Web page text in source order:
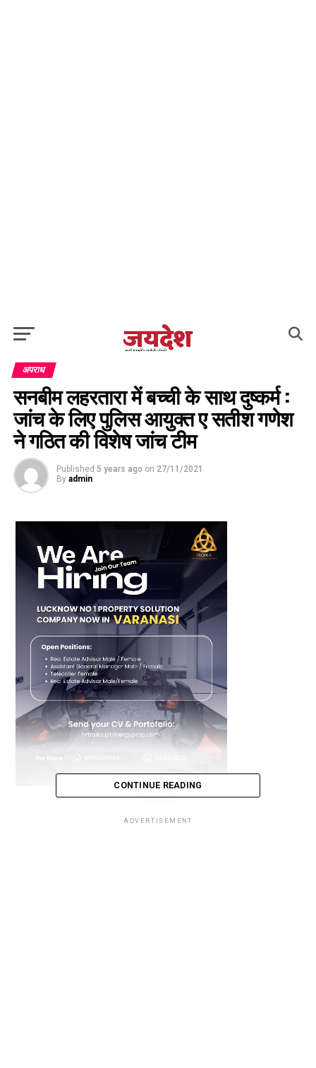
अपराध
सनबीम लहरतारा में बच्ची के साथ दुष्कर्म :
जांच के लिए पुलिस आयुक्त ए सतीश गणेश
ने गठि‍त की वि‍शेष जांच टीम
Published 5 years ago on 27/11/2021
By admin
Loading...
CONTINUE READING
ADVERTISEMENT